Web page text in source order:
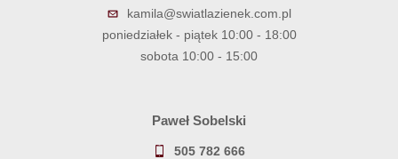
kamila@swiatlazienek.com.pl
poniedziałek - piątek 10:00 - 18:00
sobota 10:00 - 15:00
Paweł Sobelski
505 782 666